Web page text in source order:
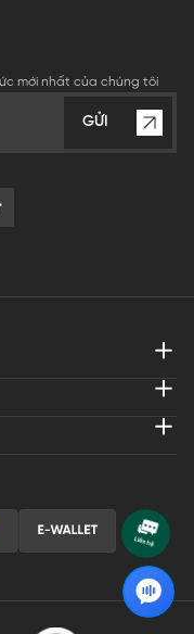
mới nhất của chúng tôi
GỬI